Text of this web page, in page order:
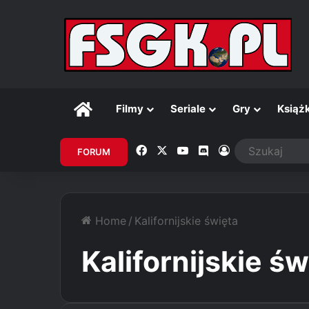
GłównaFilmy Seriale Gry
FORUM Facebook YouTubeDiscordZaloguj
Home / Kalifornijskie święta
Kalifornijskie